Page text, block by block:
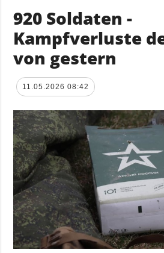
920 Soldaten -
Kampfverluste
von gestern
11.05.2026 08:42